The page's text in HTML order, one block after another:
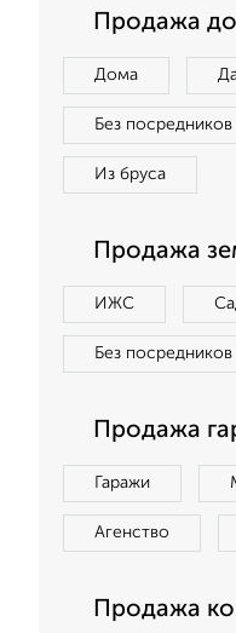
Продажа
Дома
Без посредников
Из бруса
Продажа
ИЖС
Без посредников
Продажа
Гаражи
Агенство
Продажа